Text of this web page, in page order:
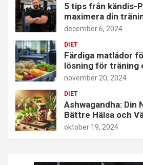
5 tips från kändis-
maximera din
december 6, 2024
DIET
Färdiga matlådor
lösning för träning
november 20, 2024
DIET
Ashwagandha: Din
Bättre Hälsa och
oktober 19, 2024